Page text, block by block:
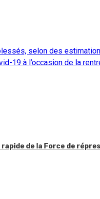
selon des
19 à l’occasion de la
de la Force de